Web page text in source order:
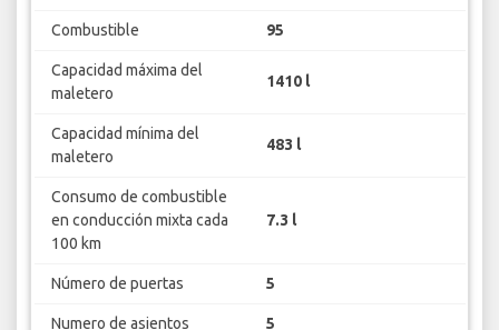
Combustible 95
Capacidad máxima del
maletero
1410 l
Capacidad mínima del
maletero
483 l
Consumo de combustible
en conducción mixta cada
100 km
7.3 l
Número de puertas 5
Numero de asientos 5